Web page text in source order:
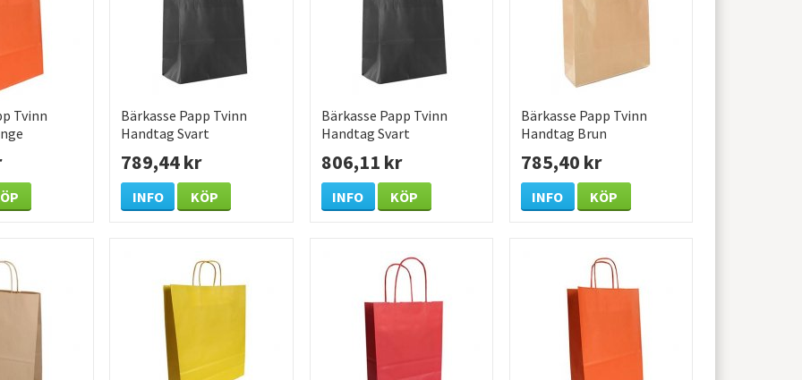
Tvinn
Bärkasse Papp Tvinn
Handtag Svart
/KRT
789,44 kr
INFO KÖP
Bärkasse Papp Tvinn
Handtag Svart
/KRT
806,11 kr
INFO KÖP
Bärkasse Papp Tvinn
Handtag Brun
/KRT
785,40 kr
INFO KÖP